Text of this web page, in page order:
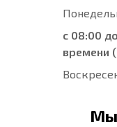
с 08:00
времени
Мы